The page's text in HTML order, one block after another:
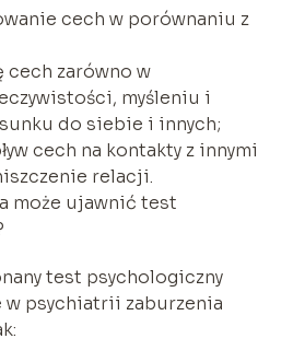
cech w porównaniu z
cech zarówno w
myśleniu i
do siebie i innych;
cech na kontakty z innymi
relacji.
może ujawnić test
test psychologiczny
w psychiatrii zaburzenia